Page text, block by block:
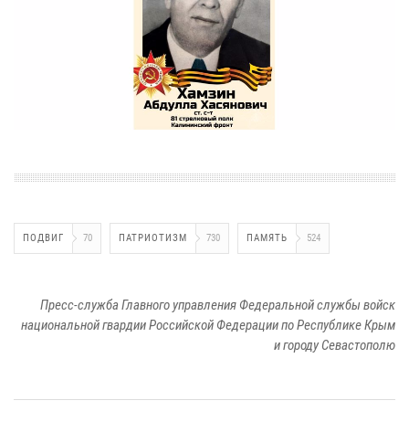
ПОДВИГ 70 ПАТРИОТИЗМ 730 ПАМЯТЬ 524
Пресс-служба Главного управления Федеральной службы войск
национальной гвардии Российской Федерации по Республике Крым
и городу Севастополю